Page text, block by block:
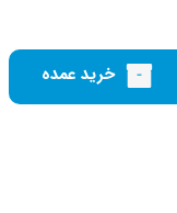
خرید عمده